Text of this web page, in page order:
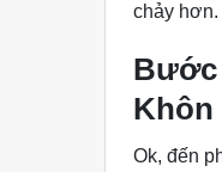
chảy hơn.
Bước
Khôn
Ok, đến